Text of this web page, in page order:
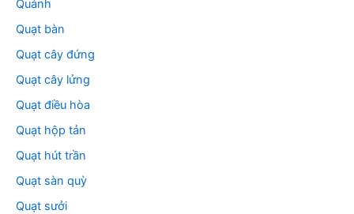
Quánh
Quạt bàn
Quạt cây đứng
Quạt cây lửng
Quạt điều hòa
Quạt hộp tản
Quạt hút trần
Quạt sàn quỳ
Quạt sưởi